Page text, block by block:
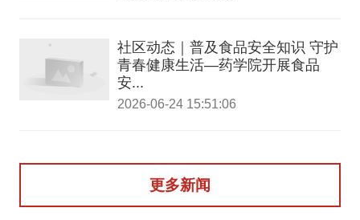
社区动态｜普及食品安全知识 守护
青春健康生活—药学院开展食品
安...
2026-06-24 15:51:06
更多新闻